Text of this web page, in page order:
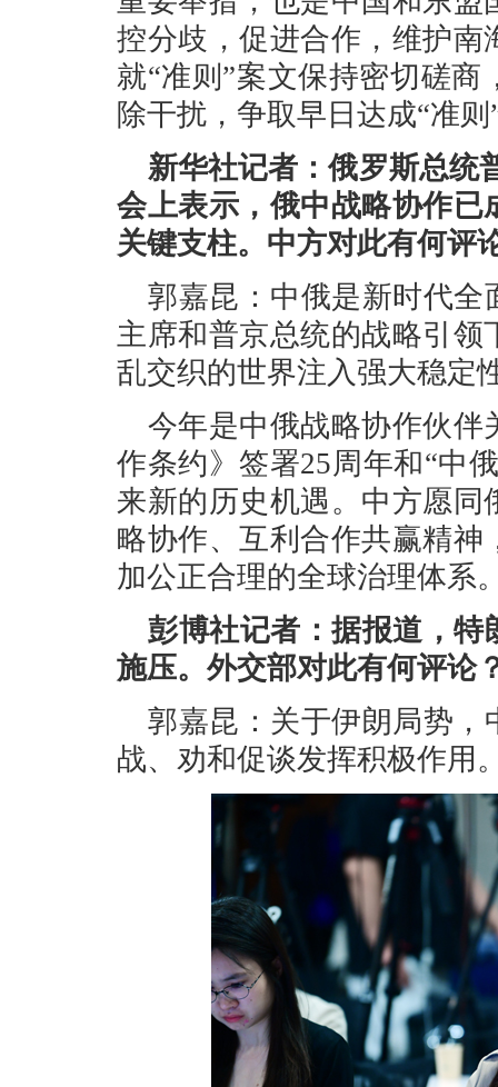
控分歧，促进合作，维护
就“准则”案文保持密切磋
除干扰，争取早日达成“准则
新华社记者：俄罗斯总统
会上表示，俄中战略协作
关键支柱。中方对此有何评
郭嘉昆：中俄是新时代全
主席和普京总统的战略引
乱交织的世界注入强大稳定
今年是中俄战略协作伙伴
作条约》签署25周年和“中
来新的历史机遇。中方愿
略协作、互利合作共赢精
加公正合理的全球治理体系
彭博社记者：据报道，特
施压。外交部对此有何评论
郭嘉昆：关于伊朗局势，
战、劝和促谈发挥积极作用